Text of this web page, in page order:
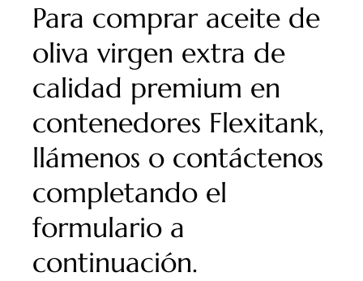
Para comprar aceite de
oliva virgen extra de
calidad premium en
contenedores Flexitank,
llámenos o contáctenos
completando el
formulario a
continuación.